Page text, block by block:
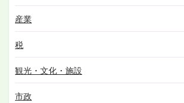
産業
税
観光・文化・施設
市政